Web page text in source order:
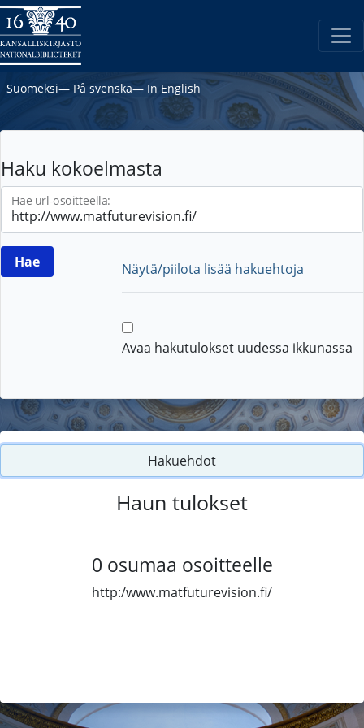
Suomeksi― På svenska― In English
Haku kokoelmasta
Hae url-osoitteella:
Näytä/piilota lisää hakuehtoja
Avaa hakutulokset uudessa ikkunassa
Hakuehdot
Haun tulokset
0 osumaa osoitteelle
http:/www.matfuturevision.fi/